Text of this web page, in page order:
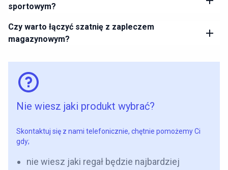
sportowym?
Czy warto łączyć szatnię z zapleczem
magazynowym?
Nie wiesz jaki produkt wybrać?
Skontaktuj się z nami telefonicznie, chętnie pomożemy Ci
gdy;
nie wiesz jaki regał będzie najbardziej